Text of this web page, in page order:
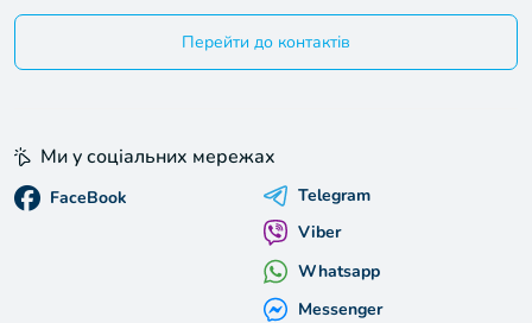
Перейти до контактів
Ми у соціальних мережах
FaceBook
Telegram
Viber
Whatsapp
Messenger